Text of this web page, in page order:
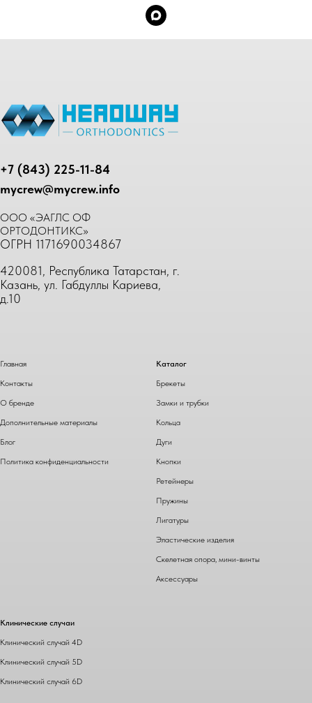
+7 (843) 225-11-84
mycrew@mycrew.info
ООО «ЭАГЛС ОФ
ОРТОДОНТИКС»
ОГРН 1171690034867
420081, Республика Татарстан, г.
Казань, ул. Габдуллы Кариева,
д.10
Главная
Контакты
О бренде
Дополнительные материалы
Блог
Политика конфиденциальности
Каталог
Брекеты
Замки и трубки
Кольца
Дуги
Кнопки
Ретейнеры
Пружины
Лигатуры
Эластические изделия
Скелетная опора, мини-винты
Аксессуары
Клинические случаи
Клинический случай 4D
Клинический случай 5D
Клинический случай 6D